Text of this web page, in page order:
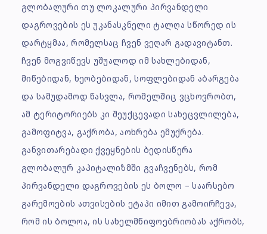
გლობალური თუ ლოკალური პირვანდელი
დაგროვების ეს უკანასკნელი ტალღა სწორედ ის
დარტყმაა, რომელსაც ჩვენ ვეღარ გადავიტანთ.
ჩვენ მოგვიწევს უშუალოდ იმ სახლებიდან,
მიწებიდან, ხეობებიდან, სოფლებიდან აბარგება
და სამუდამოდ წასვლა, რომელშიც ვცხოვრობთ,
ამ ტერიტორიებს კი შეუქცევადი სახეცვლილება,
გამოფიტვა, გაქრობა, აოხრება ემუქრება.
განვითარებადი ქვეყნების ბედისწერა
გლობალურ კაპიტალიზმში გვაჩვენებს, რომ
პირვანდელი დაგროვების ეს ბოლო – საარსებო
გარემოების ათვისების ეტაპი იმით გამოირჩევა,
რომ ის ბოლოა, ის სახელმწიფოებრიობას აქრობს,